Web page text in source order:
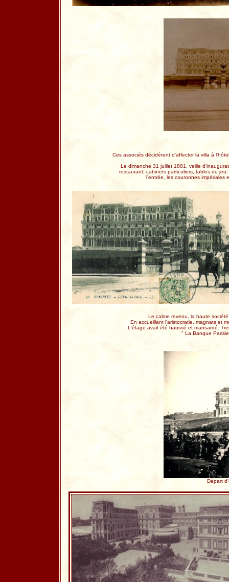
Ces associés décidèrent d'affecter la villa à
Le dimanche 31 juillet 1881, veille
restaurant, cabinets particuliers, tables de
l'entrée, les couronnes impériales
Le calme revenu, la haute
En accueillant l'aristocratie, magnats et
L'étage avait été haussé et mansardé.
" La Banque
Départ